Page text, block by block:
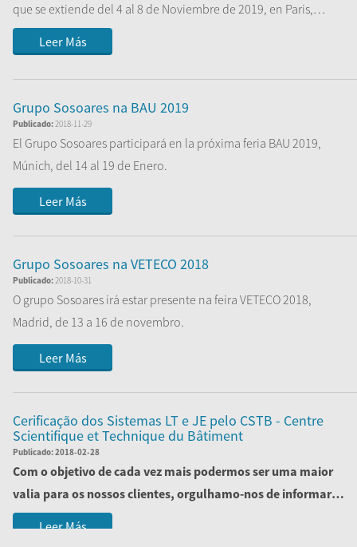
que se extiende del 4 al 8 de Noviembre de 2019, en Paris,
donde presentará sus ...
Leer Más
Grupo Sosoares na BAU 2019
Publicado:2018-11-29
El Grupo Sosoares participará en la próxima feria BAU 2019,
Múnich, del 14 al 19 de Enero.
Os esperamos en nuestro stand, Pabellón B1-St...
Leer Más
Grupo Sosoares na VETECO 2018
Publicado:2018-10-31
O grupo Sosoares irá estar presente na feira VETECO 2018,
Madrid, de 13 a 16 de novembro.
Visite-nos no nosso stand, localizado no
Leer Más
Cerificação dos Sistemas LT e JE pelo CSTB - Centre
Scientifique et Technique du Bâtiment
Publicado:2018-02-28
Com o objetivo de cada vez mais podermos ser uma maior
valia para os nossos clientes, orgulhamo-nos de informar
que concluímos com sucesso a certi...
Leer Más